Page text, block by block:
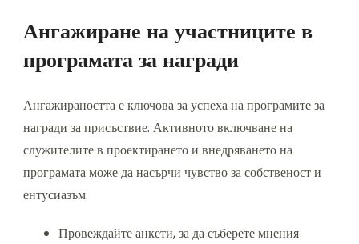
Ангажиране на участниците в
програмата за награди
Ангажираността е ключова за успеха на програмите за
награди за присъствие. Активното включване на
служителите в проектирането и внедряването на
програмата може да насърчи чувство за собственост и
ентусиазъм.
Провеждайте анкети, за да съберете мнения